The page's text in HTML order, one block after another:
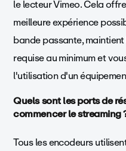
le lecteur Vimeo. Cela
meilleure expérience
bande passante,
requise au minimum et
l'utilisation d'un
Quels sont les ports de
commencer le streaming
Tous les encodeurs